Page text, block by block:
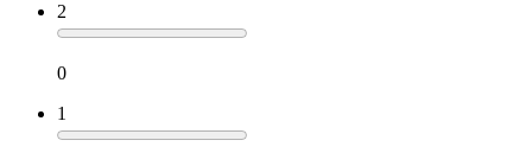
2
0
1